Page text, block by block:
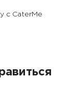
с CaterMe